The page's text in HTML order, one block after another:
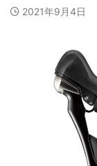
2021年9月4日